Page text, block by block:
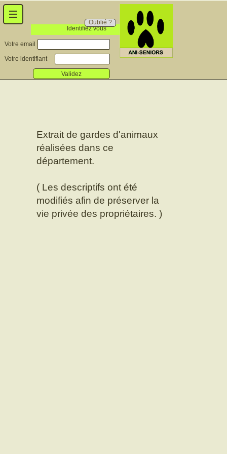
Identifiez vous
Oublié ?
Votre email
Votre identifiant
Validez
Extrait de gardes d'animaux
réalisées dans ce
département.
( Les descriptifs ont été
modifiés afin de préserver la
vie privée des propriétaires. )